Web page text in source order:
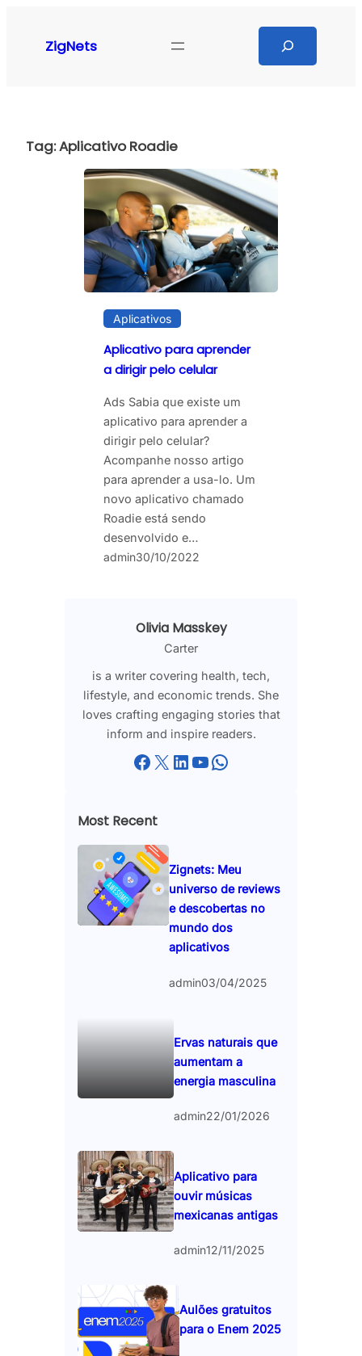
ZigNets
Tag:Aplicativo Roadie
Aplicativos
Aplicativo para aprender
a dirigir pelo celular
Ads Sabia que existe um
aplicativo para aprender a
dirigir pelo celular?
Acompanhe nosso artigo
para aprender a usa-lo. Um
novo aplicativo chamado
Roadie está sendo
desenvolvido e…
admin30/10/2022
Olivia Masskey
Carter
is a writer covering health, tech,
lifestyle, and economic trends. She
loves crafting engaging stories that
inform and inspire readers.
Facebook X LinkedIn YouTube WhatsApp
Most Recent
Zignets: Meu
universo de reviews
e descobertas no
mundo dos
aplicativos
admin03/04/2025
Ervas naturais que
aumentam a
energia masculina
admin22/01/2026
Aplicativo para
ouvir músicas
mexicanas antigas
admin12/11/2025
Aulões gratuitos
para o Enem 2025